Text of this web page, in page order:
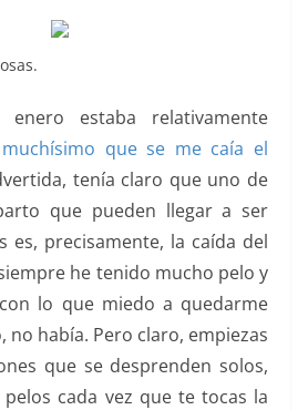
estaba relativamente
que se me caía el
tenía claro que uno de
que pueden llegar a ser
es, precisamente, la caída del
he tenido mucho pelo y
lo que miedo a quedarme
no había. Pero claro, empiezas
que se desprenden solos,
cada vez que te tocas la